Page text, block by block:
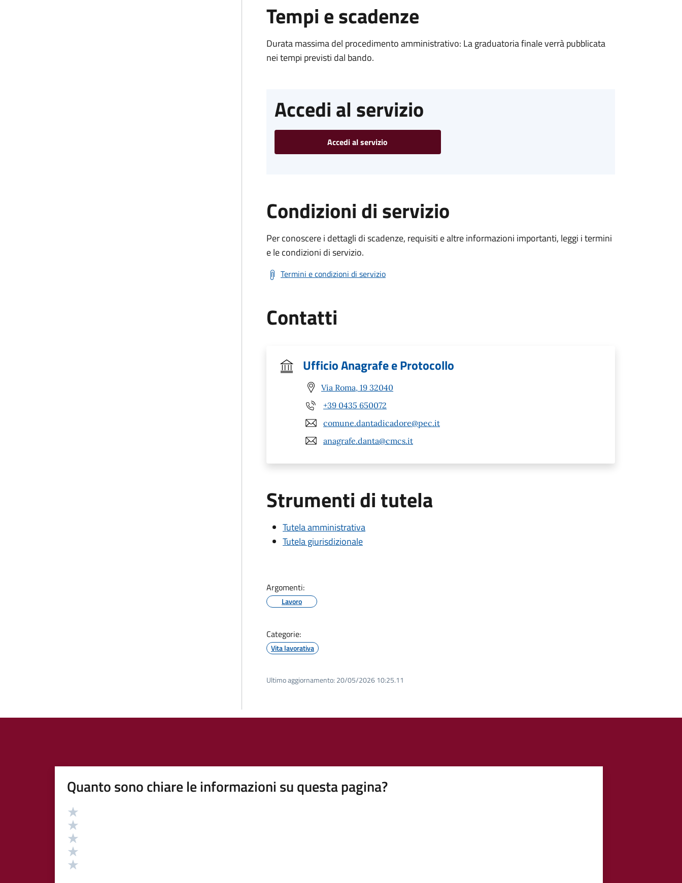
Tempi e scadenze
Durata massima del procedimento amministrativo: La graduatoria finale verrà pubblicata
nei tempi previsti dal bando.
Accedi al servizio
Accedi al servizio
Condizioni di servizio
Per conoscere i dettagli di scadenze, requisiti e altre informazioni importanti, leggi i termini
e le condizioni di servizio.
Termini e condizioni di servizio
Contatti
Ufficio Anagrafe e Protocollo
Via Roma, 19 32040
+39 0435 650072
comune.dantadicadore@pec.it
anagrafe.danta@cmcs.it
Strumenti di tutela
Tutela amministrativa
Tutela giurisdizionale
Argomenti:
Lavoro
Categorie:
Vita lavorativa
Ultimo aggiornamento: 20/05/2026 10:25.11
Quanto sono chiare le informazioni su questa pagina?
Valutazione